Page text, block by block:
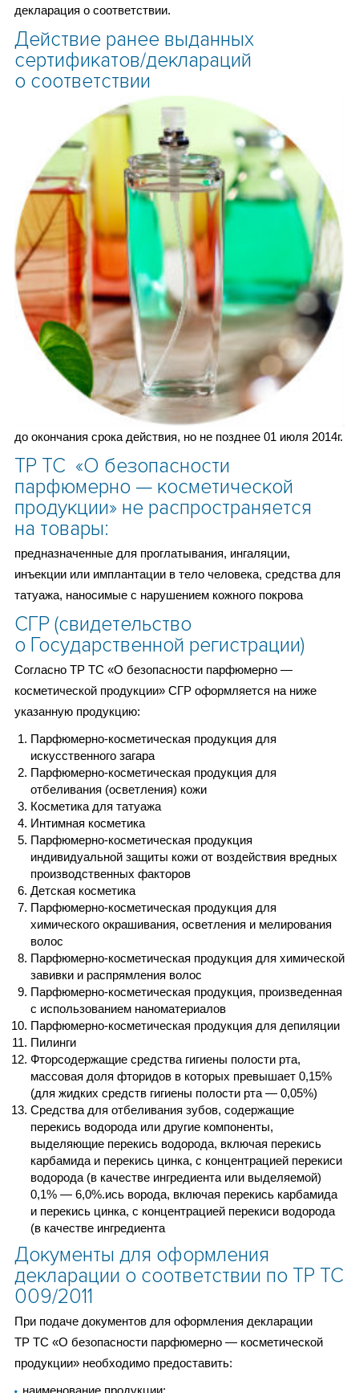
декларация о соответствии.
Действие ранее выданных
сертификатов/деклараций
о соответствии
до окончания срока действия, но не позднее 01 июля 2014г.
ТР ТС «О безопасности
парфюмерно — косметической
продукции» не распространяется
на товары:
предназначенные для проглатывания, ингаляции,
инъекции или имплантации в тело человека, средства для
татуажа, наносимые с нарушением кожного покрова
СГР (свидетельство
о Государственной регистрации)
Согласно ТР ТС «О безопасности парфюмерно —
косметической продукции» СГР оформляется на ниже
указанную продукцию:
Парфюмерно-косметическая продукция для
искусственного загара
Парфюмерно-косметическая продукция для
отбеливания (осветления) кожи
Косметика для татуажа
Интимная косметика
Парфюмерно-косметическая продукция
индивидуальной защиты кожи от воздействия вредных
производственных факторов
Детская косметика
Парфюмерно-косметическая продукция для
химического окрашивания, осветления и мелирования
волос
Парфюмерно-косметическая продукция для химической
завивки и распрямления волос
Парфюмерно-косметическая продукция, произведенная
с использованием наноматериалов
Парфюмерно-косметическая продукция для депиляции
Пилинги
Фторсодержащие средства гигиены полости рта,
массовая доля фторидов в которых превышает 0,15%
(для жидких средств гигиены полости рта — 0,05%)
Средства для отбеливания зубов, содержащие
перекись водорода или другие компоненты,
выделяющие перекись водорода, включая перекись
карбамида и перекись цинка, с концентрацией перекиси
водорода (в качестве ингредиента или выделяемой)
0,1% — 6,0%.ись ворода, включая перекись карбамида
и перекись цинка, с концентрацией перекиси водорода
(в качестве ингредиента
Документы для оформления
декларации о соответствии по ТР ТС
009/2011
При подаче документов для оформления декларации
ТР ТС «О безопасности парфюмерно — косметической
продукции» необходимо предоставить:
наименование продукции;